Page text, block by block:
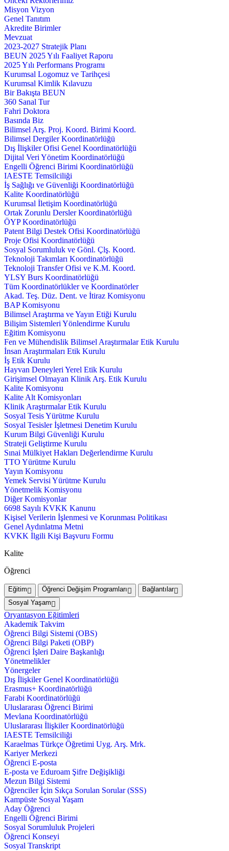
Misyon Vizyon
Genel Tanıtım
Akredite Birimler
Mevzuat
2023-2027 Stratejik Planı
BEUN 2025 Yılı Faaliyet Raporu
2025 Yılı Performans Programı
Kurumsal Logomuz ve Tarihçesi
Kurumsal Kimlik Kılavuzu
Bir Bakışta BEUN
360 Sanal Tur
Fahri Doktora
Basında Biz
Bilimsel Arş. Proj. Koord. Birimi Koord.
Bilimsel Dergiler Koordinatörlüğü
Dış İlişkiler Ofisi Genel Koordinatörlüğü
Dijital Veri Yönetim Koordinatörlüğü
Engelli Öğrenci Birimi Koordinatörlüğü
IAESTE Temsilciliği
İş Sağlığı ve Güvenliği Koordinatörlüğü
Kalite Koordinatörlüğü
Kurumsal İletişim Koordinatörlüğü
Ortak Zorunlu Dersler Koordinatörlüğü
ÖYP Koordinatörlüğü
Patent Bilgi Destek Ofisi Koordinatörlüğü
Proje Ofisi Koordinatörlüğü
Sosyal Sorumluluk ve Gönl. Çlş. Koord.
Teknoloji Takımları Koordinatörlüğü
Teknoloji Transfer Ofisi ve K.M. Koord.
YLSY Burs Koordinatörlüğü
Tüm Koordinatörlükler ve Koordinatörler
Akad. Teş. Düz. Dent. ve İtiraz Komisyonu
BAP Komisyonu
Bilimsel Araştırma ve Yayın Etiği Kurulu
Bilişim Sistemleri Yönlendirme Kurulu
Eğitim Komisyonu
Fen ve Mühendislik Bilimsel Araştırmalar Etik Kurulu
İnsan Araştırmaları Etik Kurulu
İş Etik Kurulu
Hayvan Deneyleri Yerel Etik Kurulu
Girişimsel Olmayan Klinik Arş. Etik Kurulu
Kalite Komisyonu
Kalite Alt Komisyonları
Klinik Araştırmalar Etik Kurulu
Sosyal Tesis Yürütme Kurulu
Sosyal Tesisler İşletmesi Denetim Kurulu
Kurum Bilgi Güvenliği Kurulu
Strateji Geliştirme Kurulu
Sınai Mülkiyet Hakları Değerlendirme Kurulu
TTO Yürütme Kurulu
Yayın Komisyonu
Yemek Servisi Yürütme Kurulu
Yönetmelik Komisyonu
Diğer Komisyonlar
6698 Sayılı KVKK Kanunu
Kişisel Verilerin İşlenmesi ve Korunması Politikası
Genel Aydınlatma Metni
KVKK İlgili Kişi Başvuru Formu
Kalite
Öğrenci
Eğitim Öğrenci Değişim Programları
Bağlantılar
Sosyal Yaşam
Oryantasyon Eğitimleri
Akademik Takvim
Öğrenci Bilgi Sistemi (OBS)
Öğrenci Bilgi Paketi (OBP)
Öğrenci İşleri Daire Başkanlığı
Yönetmelikler
Yönergeler
Dış İlişkiler Genel Koordinatörlüğü
Erasmus+ Koordinatörlüğü
Farabi Koordinatörlüğü
Uluslararası Öğrenci Birimi
Mevlana Koordinatörlüğü
Uluslararası İlişkiler Koordinatörlüğü
IAESTE Temsilciliği
Karaelmas Türkçe Öğretimi Uyg. Arş. Mrk.
Kariyer Merkezi
Öğrenci E-posta
E-posta ve Eduroam Şifre Değişikliği
Mezun Bilgi Sistemi
Öğrenciler İçin Sıkça Sorulan Sorular (SSS)
Kampüste Sosyal Yaşam
Aday Öğrenci
Engelli Öğrenci Birimi
Sosyal Sorumluluk Projeleri
Öğrenci Konseyi
Sosyal Transkript